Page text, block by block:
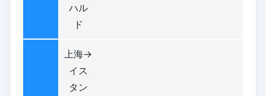
ハル
ド
上海→
イス
タン